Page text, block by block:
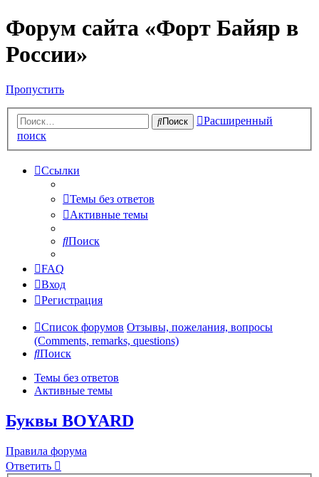
Форум сайта «Форт Байяр в
России»
Пропустить
Поиск
Расширенный
поиск
Ссылки
Темы без ответов
Активные темы
Поиск
FAQ
Вход
Регистрация
Список форумов Отзывы, пожелания, вопросы
(Comments, remarks, questions)
Поиск
Темы без ответов
Активные темы
Буквы BOYARD
Правила форума
Ответить